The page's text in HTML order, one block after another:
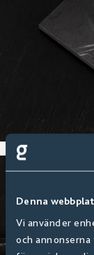
Denna
Vi använder
och